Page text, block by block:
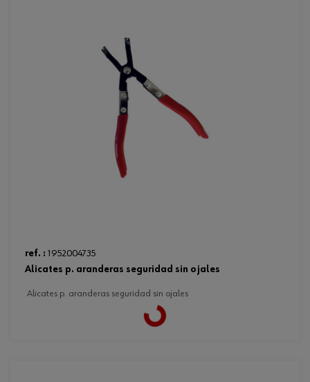
ref. : 1952004735
alicates p. aranderas seguridad sin ojales
alicates p. aranderas seguridad sin ojales